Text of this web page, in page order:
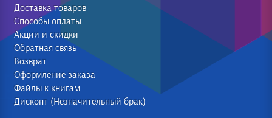
Доставка товаров
Способы оплаты
Акции и скидки
Обратная связь
Возврат
Оформление заказа
Файлы к книгам
Дисконт (Незначительный брак)